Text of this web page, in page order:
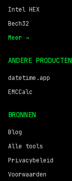
Intel HEX
Bech32
Meer →
ANDERE PRODUCTEN
datetime.app
EMCCalc
BRONNEN
Blog
Alle tools
Privacybeleid
Voorwaarden